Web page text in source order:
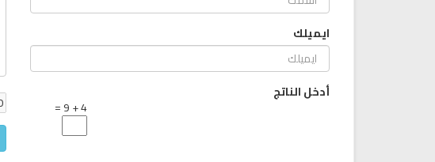
ايميلك
أدخل الناتج
4 + 9 =